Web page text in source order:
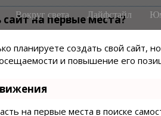
на первые места?
планируете создать свой сайт,
и повышение его
на первые места в поиске
Вокруг света Лайфстайл